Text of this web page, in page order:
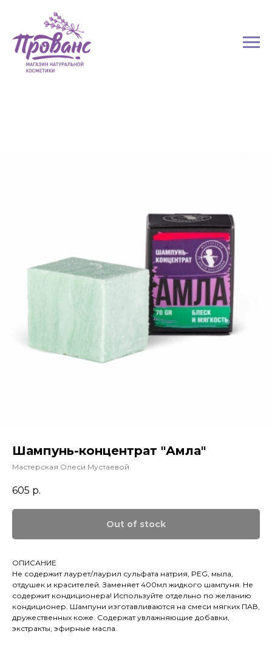
Шампунь-концентрат "Амла"
Мастерская Олеси Мустаевой
605 р.
Out of stock
ОПИСАНИЕ
Не содержит лаурет/лаурил сульфата натрия, PEG, мыла,
отдушек и красителей. Заменяет 400мл жидкого шампуня. Не
содержит кондиционера! Используйте отдельно по желанию
кондиционер. Шампуни изготавливаются на смеси мягких ПАВ,
дружественных коже. Содержат увлажняющие добавки,
экстракты, эфирные масла.